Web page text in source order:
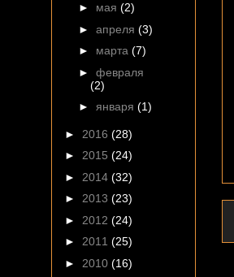
► мая (2)
► апреля (3)
► марта (7)
► февраля
(2)
► января (1)
► 2016 (28)
► 2015 (24)
► 2014 (32)
► 2013 (23)
► 2012 (24)
► 2011 (25)
► 2010 (16)